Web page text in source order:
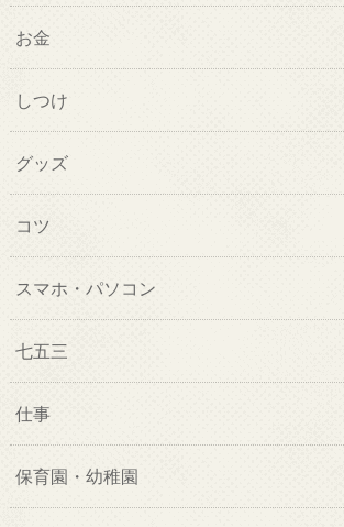
お金
しつけ
グッズ
コツ
スマホ・パソコン
七五三
仕事
保育園・幼稚園